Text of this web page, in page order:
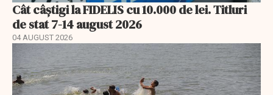
Cât câștigi la FIDELIS cu 10.000 de lei. Titluri
de stat 7-14 august 2026
04 AUGUST 2026